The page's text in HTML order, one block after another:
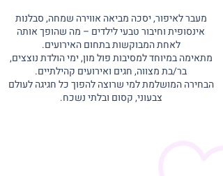
מעבר לאיפור, יסכה מביאה אווירה שמחה, סבלנות
אינסופית וחיבור טבעי לילדים – מה שהופך אותה
לאחת המבוקשות בתחום האירועים.
מתאימה במיוחד למסיבות פול מון, ימי הולדת נוצצים,
בר/בת מצווה, חגים ואירועים קהילתיים.
הבחירה המושלמת למי שרוצה להפוך כל חגיגה לעולם
צבעוני, קסום ובלתי נשכח.